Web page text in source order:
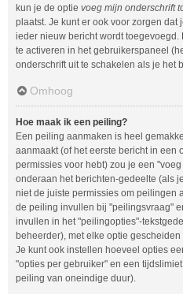
kun je de optie voeg mijn onderschrift
plaatst. Je kunt er ook voor zorgen dat
ieder nieuw bericht wordt
te activeren in het gebruikerspaneel
onderschrift uit te schakelen als je het
Omhoog
Hoe maak ik een peiling?
Een peiling aanmaken is heel
aanmaakt (of het eerste bericht in een
permissies voor hebt) zou je een
onderaan het berichten-gedeelte (als
niet de juiste permissies om peilingen
de peiling invullen bij "peilingsvraag"
invullen in het "peilingopties"-
beheerder), met elke optie
Je kunt ook instellen hoeveel opties
"opties per gebruiker" en een
peiling van oneindige duur).